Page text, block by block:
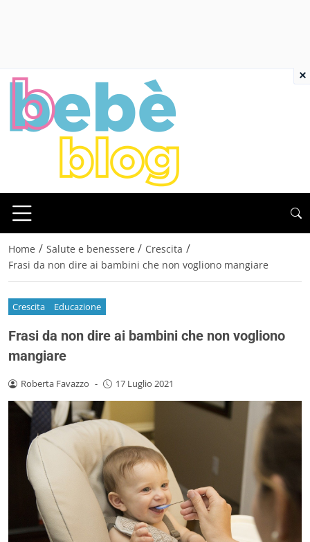
Home / Salute e benessere / Crescita /
Frasi da non dire ai bambini che non vogliono mangiare
Crescita Educazione
Frasi da non dire ai bambini che non vogliono
mangiare
Roberta Favazzo - 17 Luglio 2021
×